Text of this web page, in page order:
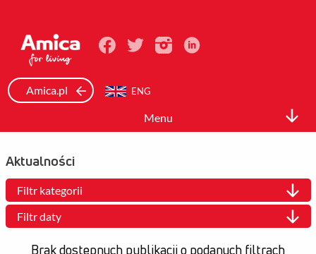
Amica.pl ENG
Menu
Spółka
Akcje i akcjonariat
Aktualności
Filtr kategorii
Filtr daty
Brak dostępnych publikacji o podanych filtrach